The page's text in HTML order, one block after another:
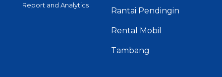
Report and Analytics
Rantai Pendingin
Rental Mobil
Tambang